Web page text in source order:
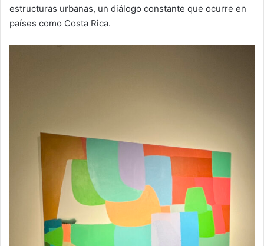
estructuras urbanas, un diálogo constante que ocurre en
países como Costa Rica.